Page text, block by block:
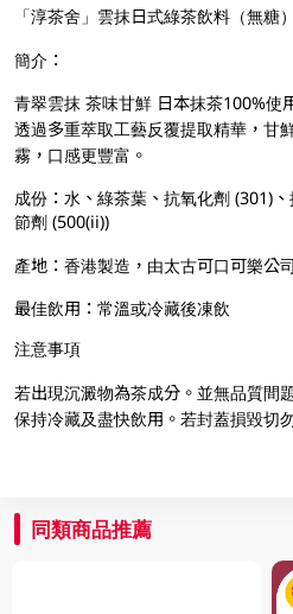
「淳茶舍」雲抹日式綠茶飲料（無糖
簡介：
青翠雲抹 茶味甘鮮 日本抹茶100%使
透過多重萃取工藝反覆提取精華，甘
霧，口感更豐富。
成份：水、綠茶葉、抗氧化劑 (301)
節劑 (500(ii))
產地：香港製造，由太古可口可樂公
最佳飲用：常溫或冷藏後凍飲
注意事項
若出現沉澱物為茶成分。並無品質間
保持冷藏及盡快飲用。若封蓋損毀切
同類商品推薦